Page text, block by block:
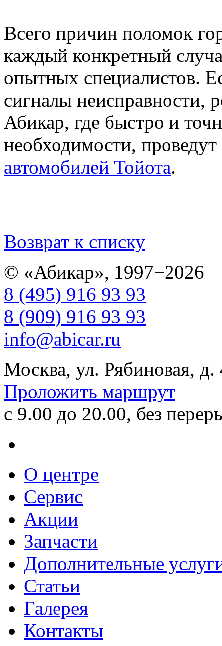
Всего причин поломок
каждый конкретный
опытных специалистов.
сигналы неисправности,
Абикар, где быстро и
необходимости,
автомобилей Тойота.
Возврат к списку
© «Абикар», 1997−2026
8 (495) 916 93 93
8 (909) 916 93 93
info@abicar.ru
Москва, ул. Рябиновая, д.
Проложить маршрут
с 9.00 до 20.00, без
О центре
Сервис
Акции
Запчасти
Дополнительные
Статьи
Галерея
Контакты